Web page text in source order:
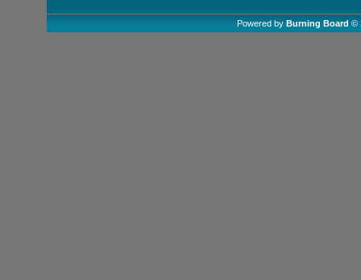
Powered by Burning Board ©